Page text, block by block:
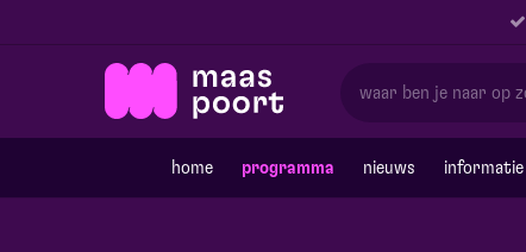
home programma nieuws informatie